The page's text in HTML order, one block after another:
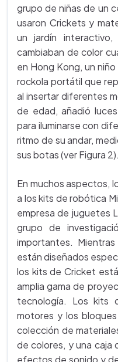
grupo de niñas de un
usaron Crickets y
un jardín
cambiaban de color
en Hong Kong, un
rockola portátil que
al insertar diferentes
de edad, añadió
para iluminarse con
ritmo de su andar,
sus botas (ver Figura 2).
En muchos aspectos,
a los kits de robótica
empresa de juguetes
grupo de
importantes.
están diseñados
los kits de Cricket
amplia gama de
tecnología. Los kits
motores y los
colección de
de colores, y una caja
efectos de sonido y